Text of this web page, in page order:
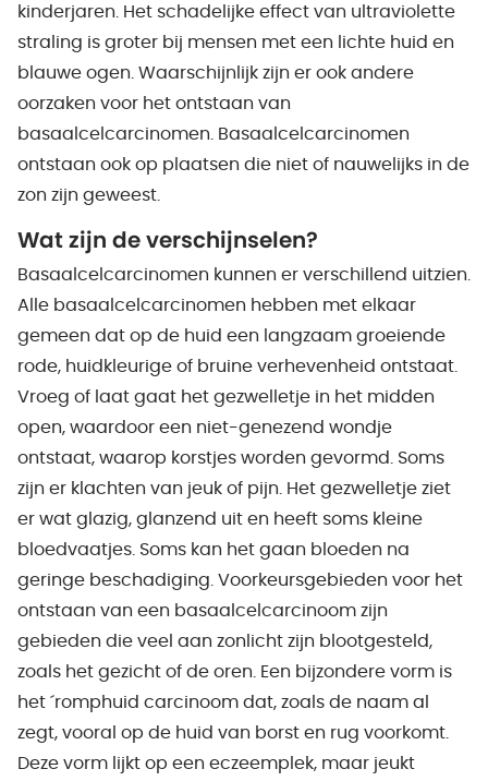
kinderjaren. Het schadelijke effect van ultraviolette
straling is groter bij mensen met een lichte huid en
blauwe ogen. Waarschijnlijk zijn er ook andere
oorzaken voor het ontstaan van
basaalcelcarcinomen. Basaalcelcarcinomen
ontstaan ook op plaatsen die niet of nauwelijks in de
zon zijn geweest.
Wat zijn de verschijnselen?
Basaalcelcarcinomen kunnen er verschillend uitzien.
Alle basaalcelcarcinomen hebben met elkaar
gemeen dat op de huid een langzaam groeiende
rode, huidkleurige of bruine verhevenheid ontstaat.
Vroeg of laat gaat het gezwelletje in het midden
open, waardoor een niet-genezend wondje
ontstaat, waarop korstjes worden gevormd. Soms
zijn er klachten van jeuk of pijn. Het gezwelletje ziet
er wat glazig, glanzend uit en heeft soms kleine
bloedvaatjes. Soms kan het gaan bloeden na
geringe beschadiging. Voorkeursgebieden voor het
ontstaan van een basaalcelcarcinoom zijn
gebieden die veel aan zonlicht zijn blootgesteld,
zoals het gezicht of de oren. Een bijzondere vorm is
het ´romphuid carcinoom dat, zoals de naam al
zegt, vooral op de huid van borst en rug voorkomt.
Deze vorm lijkt op een eczeemplek, maar jeukt